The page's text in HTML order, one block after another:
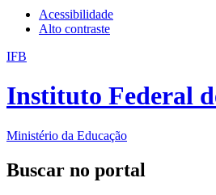
Acessibilidade
Alto contraste
IFB
Instituto Federal
Ministério da Educação
Buscar no portal